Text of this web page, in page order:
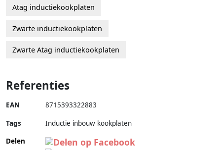
Atag inductiekookplaten
Zwarte inductiekookplaten
Zwarte Atag inductiekookplaten
Referenties
EAN 8715393322883
Tags
Inductie inbouw kookplaten
Delen